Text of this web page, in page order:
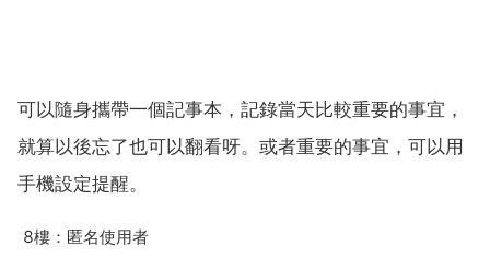
可以隨身攜帶一個記事本，記錄當天比較重要的事宜，
就算以後忘了也可以翻看呀。或者重要的事宜，可以用
手機設定提醒。
8樓：匿名使用者